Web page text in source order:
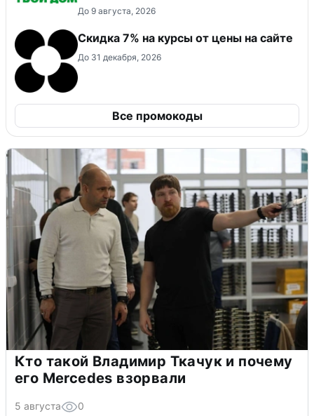
До 9 августа, 2026
Скидка 7% на курсы от цены на сайте
До 31 декабря, 2026
Все промокоды
Кто такой Владимир Ткачук и почему
его Mercedes взорвали
5 августа 0